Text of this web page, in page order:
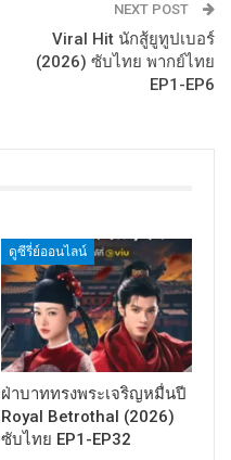
NEXT POST
Viral Hit นักสู้ยูทูปเบอร์
(2026) ซับไทย พากย์ไทย
EP1-EP6
ดูซีรี่ย์ออนไลน์
ฝ่าบาททรงพระเจริญหมื่นปี
Royal Betrothal (2026)
ซับไทย EP1-EP32